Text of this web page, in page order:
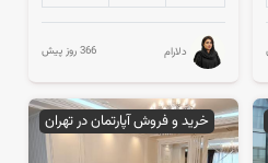
دلارام 366 روز پیش
خرید و فروش آپارتمان در تهران